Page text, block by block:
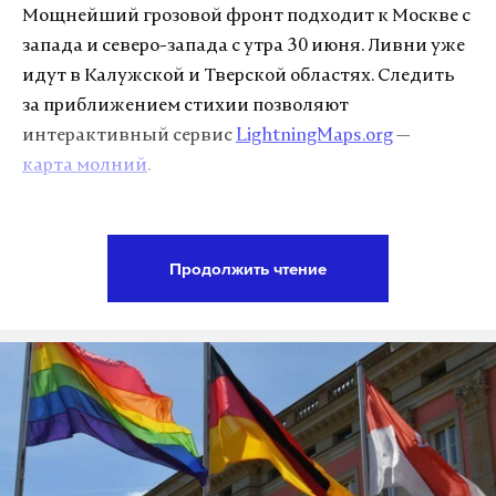
Мощнейший грозовой фронт подходит к Москве с
запада и северо-запада с утра 30 июня. Ливни уже
идут в Калужской и Тверской областях. Следить
за приближением стихии позволяют
интерактивный сервис LightningMaps.org—
карта молний.
работает там, где тормозит интернет.
Макс Telegram
Дзен VK
Продолжить чтение